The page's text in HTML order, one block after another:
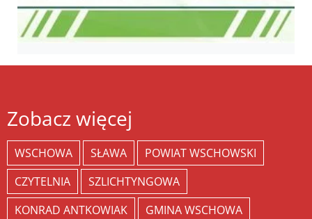
Zobacz więcej
WSCHOWA SŁAWA
POWIAT WSCHOWSKI
CZYTELNIA
SZLICHTYNGOWA
KONRAD ANTKOWIAK
GMINA WSCHOWA